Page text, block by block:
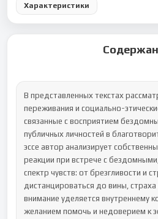
Характеристики
В представленных текстах
переживания и социально-
связанные с восприятием
публичных личностей в
эссе автор анализирует
реакции при встрече с
спектр чувств: от брезгливости и
дистанцироваться до вины, страха
внимание уделяется внутреннему
желанием помочь и недоверием к